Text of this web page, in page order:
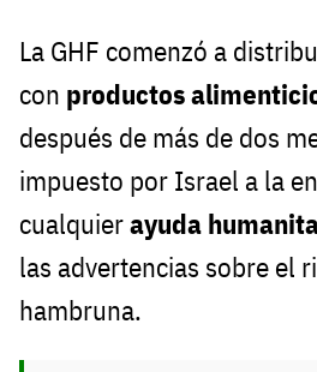
La GHF comenzó a
con productos
después de más de dos
impuesto por Israel a la
cualquierayuda
las advertencias sobre el
hambruna.